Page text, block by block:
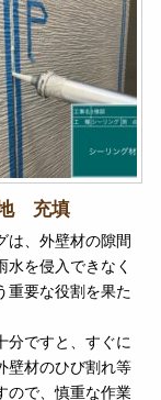
充填
は、外壁材の隙間
水を侵入できなく
重要な役割を果た
分ですと、すぐに
壁材のひび割れ等
ので、慎重な作業